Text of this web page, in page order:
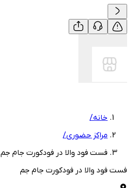
خانه/
مراکز حضوری/
فست فود والا در فودکورت جام جم
فست فود والا در فودکورت جام جم